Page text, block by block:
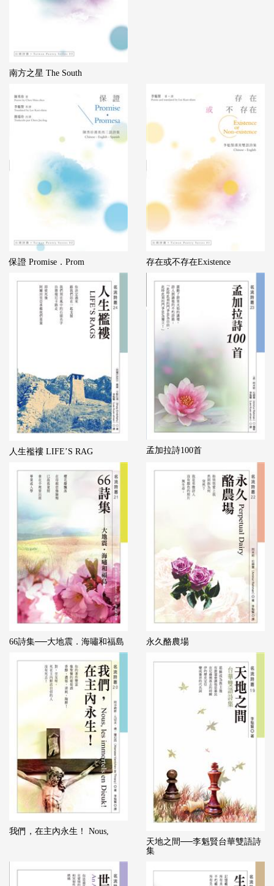
南方之星 The South
保證 Promise．Prom 存在或不存在Existence
人生襤褸 LIFE’S RAG 孟加拉詩100首
66詩集──大地震．海嘯和福島 永久酪農場
我們，在主內永生！ Nous,
天地之間──李魁賢台華雙語詩
集